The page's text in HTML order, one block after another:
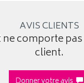
AVIS CLIENTS
comporte
client.